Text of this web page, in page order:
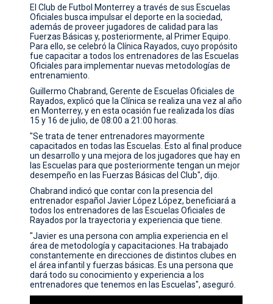
RESPONSABILIDAD SOCIAL
TAQUILLA
TIENDA
ESTADIO
PRENSA
CONTACTO
El Club de Futbol Monterrey a través de sus Escuelas
Oficiales busca impulsar el deporte en la sociedad,
además de proveer jugadores de calidad para las
Fuerzas Básicas y, posteriormente, al Primer Equipo.
Para ello, se celebró la Clínica Rayados, cuyo propósito
fue capacitar a todos los entrenadores de las Escuelas
Oficiales para implementar nuevas metodologías de
entrenamiento.
Guillermo Chabrand, Gerente de Escuelas Oficiales de
Rayados, explicó que la Clínica se realiza una vez al año
en Monterrey, y en esta ocasión fue realizada los días
15 y 16 de julio, de 08:00 a 21:00 horas.
"Se trata de tener entrenadores mayormente
capacitados en todas las Escuelas. Esto al final produce
un desarrollo y una mejora de los jugadores que hay en
las Escuelas para que posteriormente tengan un mejor
desempeño en las Fuerzas Básicas del Club", dijo.
Chabrand indicó que contar con la presencia del
entrenador español Javier López López, beneficiará a
todos los entrenadores de las Escuelas Oficiales de
Rayados por la trayectoria y experiencia que tiene.
"Javier es una persona con amplia experiencia en el
área de metodología y capacitaciones. Ha trabajado
constantemente en direcciones de distintos clubes en
el área infantil y fuerzas básicas. Es una persona que
dará todo su conocimiento y experiencia a los
entrenadores que tenemos en las Escuelas", aseguró.